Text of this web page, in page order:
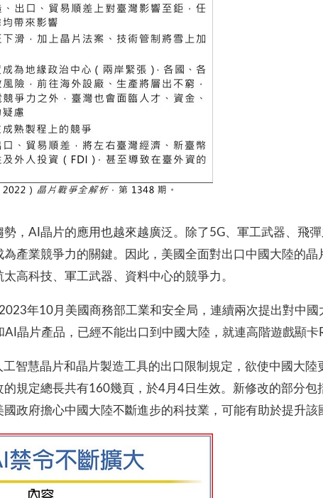
，AI晶片的應用也越來越廣泛。除了5G、軍工武器、飛
產業競爭力的關鍵。因此，美國全面對出口中國大陸的
高科技、軍工武器、資料中心的競爭力。
年10月美國商務部工業和安全局，連續兩次提出對中
晶片產品，已經不能出口到中國大陸，就連高階遊戲顯卡
智慧晶片和晶片製造工具的出口限制規定，欲使中國大
規定總長共有160幾頁，於4月4日生效。新修改的部分
政府擔心中國大陸不斷進步的科技業，可能有助於提升該